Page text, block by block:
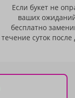
Если букет не
ваших
бесплатно
течение суток после